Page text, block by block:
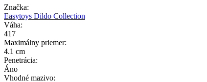
Značka:
Easytoys Dildo Collection
Váha:
417
Maximálny priemer:
4.1 cm
Penetrácia:
Áno
Vhodné mazivo: